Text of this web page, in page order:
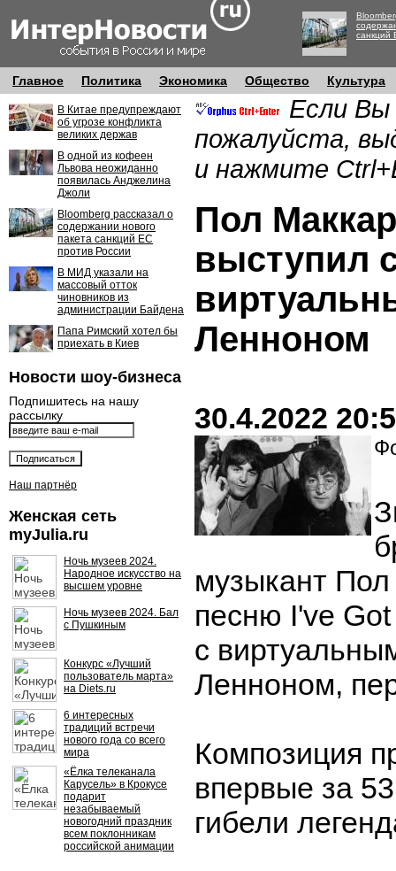
санкций
Главное Политика Экономика Общество Культура
В Китае предупреждают
об угрозе конфликта
великих держав
В одной из кофеен
Львова неожиданно
появилась Анджелина
Джоли
Bloomberg рассказал о
содержании нового
пакета санкций ЕС
против России
В МИД указали на
массовый отток
чиновников из
администрации Байдена
Папа Римский хотел бы
приехать в Киев
Новости шоу-бизнеса
Подпишитесь на нашу
рассылку
Наш партнёр
Женская сеть
myJulia.ru
Ночь музеев 2024.
Народное искусство на
высшем уровне
Ночь музеев 2024. Бал
с Пушкиным
Конкурс «Лучший
пользователь марта»
на Diets.ru
6 интересных
традиций встречи
нового года со всего
мира
«Ёлка телеканала
Карусель» в Крокусе
подарит
незабываемый
новогодний праздник
всем поклонникам
российской анимации
Если Вы
пожалуйста,
и нажмите
Пол
выступил
Ленноном
30.4.2022
музыкант
песню I've
с
Ленноном,
Композиция
впервые за
гибели